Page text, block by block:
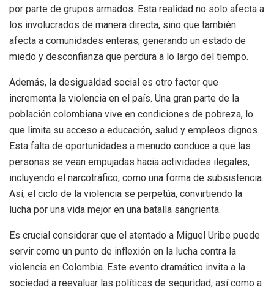
por parte de grupos armados. Esta realidad no solo afecta a
los involucrados de manera directa, sino que también
afecta a comunidades enteras, generando un estado de
miedo y desconfianza que perdura a lo largo del tiempo.
Además, la desigualdad social es otro factor que
incrementa la violencia en el país. Una gran parte de la
población colombiana vive en condiciones de pobreza, lo
que limita su acceso a educación, salud y empleos dignos.
Esta falta de oportunidades a menudo conduce a que las
personas se vean empujadas hacia actividades ilegales,
incluyendo el narcotráfico, como una forma de subsistencia.
Así, el ciclo de la violencia se perpetúa, convirtiendo la
lucha por una vida mejor en una batalla sangrienta.
Es crucial considerar que el atentado a Miguel Uribe puede
servir como un punto de inflexión en la lucha contra la
violencia en Colombia. Este evento dramático invita a la
sociedad a reevaluar las políticas de seguridad, así como a